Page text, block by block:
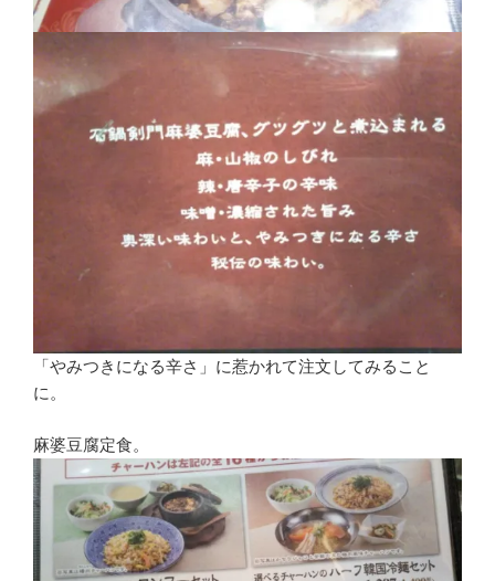
「やみつきになる辛さ」に惹かれて注文してみること
に。
麻婆豆腐定食。